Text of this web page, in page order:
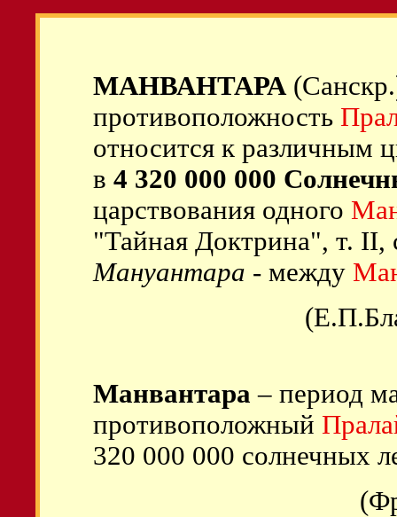
МАНВАНТАРА
противоположность
относится к различным
в 4 320 000 000
царствования одного
"Тайная Доктрина", т. II,
Мануантара - между
Манвантара – период
противоположный
320 000 000 солнечных